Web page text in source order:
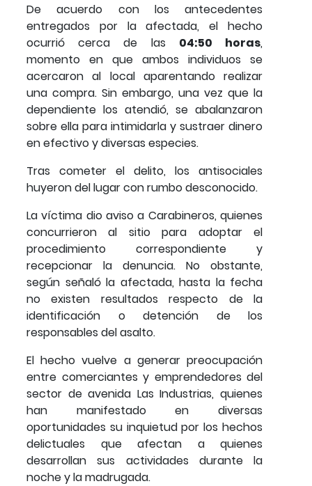
De acuerdo con los antecedentes
entregados por la afectada, el hecho
ocurrió cerca de las 04:50 horas,
momento en que ambos individuos se
acercaron al local aparentando realizar
una compra. Sin embargo, una vez que la
dependiente los atendió, se abalanzaron
sobre ella para intimidarla y sustraer dinero
en efectivo y diversas especies.
Tras cometer el delito, los antisociales
huyeron del lugar con rumbo desconocido.
La víctima dio aviso a Carabineros, quienes
concurrieron al sitio para adoptar el
procedimiento correspondiente y
recepcionar la denuncia. No obstante,
según señaló la afectada, hasta la fecha
no existen resultados respecto de la
identificación o detención de los
responsables del asalto.
El hecho vuelve a generar preocupación
entre comerciantes y emprendedores del
sector de avenida Las Industrias, quienes
han manifestado en diversas
oportunidades su inquietud por los hechos
delictuales que afectan a quienes
desarrollan sus actividades durante la
noche y la madrugada.